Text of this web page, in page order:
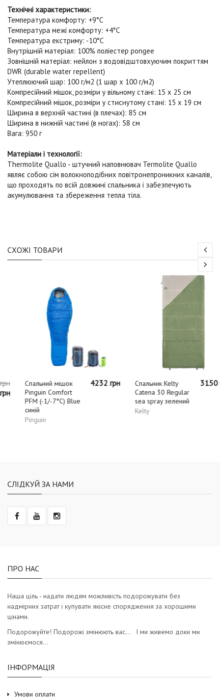
Технічні характеристики:
Температура комфорту: +9°C
Температура межі комфорту: +4°C
Температура екстриму: -10°C
Внутрішній матеріал: 100% поліестер pongee
Зовнішній матеріал: нейлон з водовідштовхуючим покриттям
DWR (durable water repellent)
Утеплюючий шар: 100 г/м2 (1 шар x 100 г/м2)
Компресійний мішок, розміри у вільному стані: 15 x 25 см
Компресійний мішок, розміри у стиснутому стані: 15 x 19 см
Ширина в верхній частині (в плечах): 85 см
Ширина в нижній частині (в ногах): 58 см
Вага: 950 г
Матеріали і технології:
Thermolite Quallo - штучний наповнювач Termolite Quallo
являє собою сім волокноподібних повітронепроникних каналів,
що проходять по всій довжині спальника і забезпечують
акумулювання та збереження тепла тіла.
СХОЖІ ТОВАРИ
Спальний мішок
Pinguin Comfort
PFM (-1/-7°C) Blue
Pinguin
4232 грн
Спальник Kelty
Catena 30 Regular
sea spray зелений
3150 грн
СЛІДКУЙ ЗА НАМИ
ПРО НАС
Наша ціль - надати людям можливість подорожувати без
надмірних затрат і купувати якісне спорядження за хорошими
цінами.
Подорожуйте! Подорожі змінюють вас… І ми живемо доки ми
змінюємося…
ІНФОРМАЦІЯ
Умови оплати